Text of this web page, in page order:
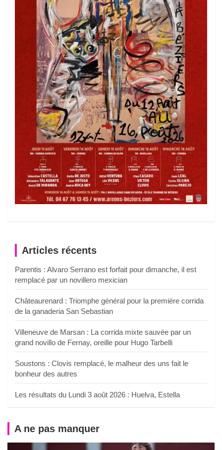
Articles récents
Parentis : Alvaro Serrano est forfait pour dimanche, il est
remplacé par un novillero mexician
Châteaurenard : Triomphe général pour la première corrida
de la ganaderia San Sebastian
Villeneuve de Marsan : La corrida mixte sauvée par un
grand novillo de Fernay, oreille pour Hugo Tarbelli
Soustons : Clovis remplacé, le malheur des uns fait le
bonheur des autres
Les résultats du Lundi 3 août 2026 : Huelva, Estella
A ne pas manquer